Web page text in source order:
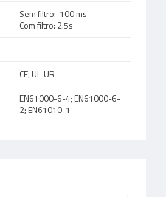
Sem filtro: 100 ms
Com filtro: 2.5s
CE, UL-UR
EN61000-6-4; EN61000-6-
2; EN61010-1